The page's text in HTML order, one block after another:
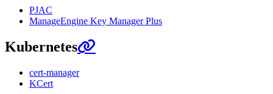
PJAC
ManageEngine Key Manager Plus
Kubernetes
cert-manager
KCert